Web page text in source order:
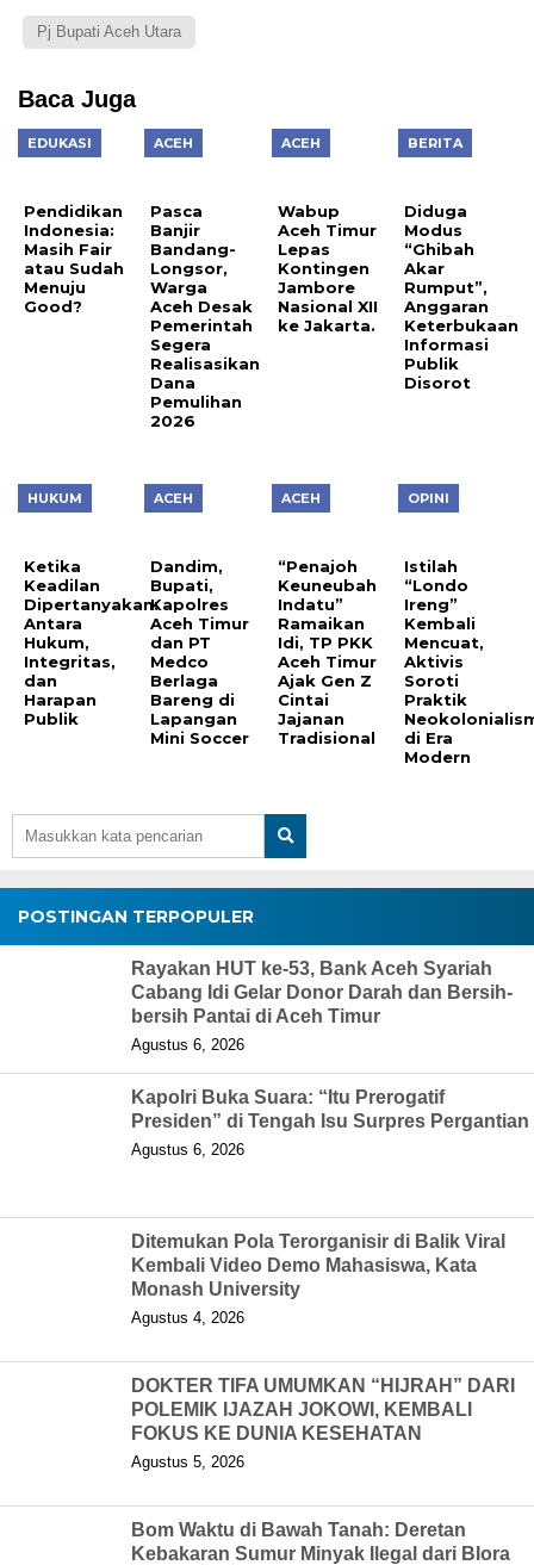
Pj Bupati Aceh Utara
Baca Juga
EDUKASI
Pendidikan
Indonesia:
Masih Fair
atau Sudah
Menuju
Good?
ACEH
Pasca
Banjir
Bandang-
Longsor,
Warga
Aceh Desak
Pemerintah
Segera
Realisasikan
Dana
Pemulihan
2026
ACEH
Wabup
Aceh Timur
Lepas
Kontingen
Jambore
Nasional XII
ke Jakarta.
BERITA
Diduga
Modus
“Ghibah
Akar
Rumput”,
Anggaran
Keterbukaan
Informasi
Publik
Disorot
HUKUM
Ketika
Keadilan
Dipertanyakan:
Antara
Hukum,
Integritas,
dan
Harapan
Publik
ACEH
Dandim,
Bupati,
Kapolres
Aceh Timur
dan PT
Medco
Berlaga
Bareng di
Lapangan
Mini Soccer
ACEH
“Penajoh
Keuneubah
Indatu”
Ramaikan
Idi, TP PKK
Aceh Timur
Ajak Gen Z
Cintai
Jajanan
Tradisional
OPINI
Istilah
“Londo
Ireng”
Kembali
Mencuat,
Aktivis
Soroti
Praktik
di Era
Modern
POSTINGAN TERPOPULER
Rayakan HUT ke-53, Bank Aceh Syariah
Cabang Idi Gelar Donor Darah dan Bersih-
bersih Pantai di Aceh Timur
Agustus 6, 2026
Kapolri Buka Suara: “Itu Prerogatif
Presiden” di Tengah Isu Surpres Pergantian
Agustus 6, 2026
Ditemukan Pola Terorganisir di Balik Viral
Kembali Video Demo Mahasiswa, Kata
Monash University
Agustus 4, 2026
DOKTER TIFA UMUMKAN “HIJRAH” DARI
POLEMIK IJAZAH JOKOWI, KEMBALI
FOKUS KE DUNIA KESEHATAN
Agustus 5, 2026
Bom Waktu di Bawah Tanah: Deretan
Kebakaran Sumur Minyak Ilegal dari Blora